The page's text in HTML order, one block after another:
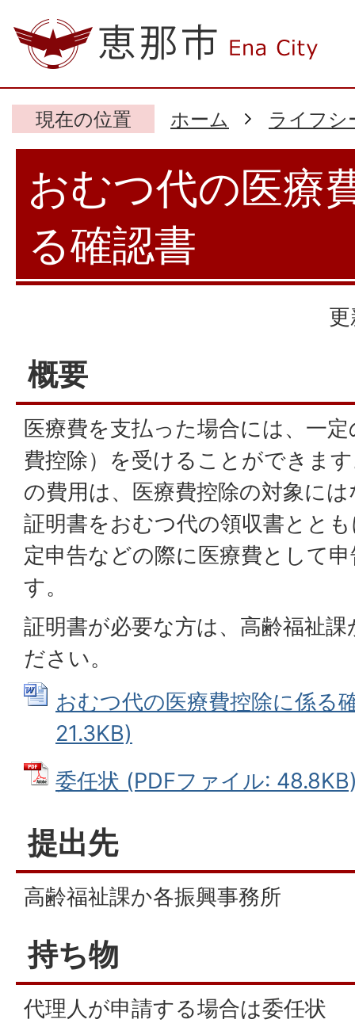
現在の位置 ホーム ライフシ
おむつ代の医療
る確認書
概要
医療費を支払った場合には、一
費控除）を受けることができま
の費用は、医療費控除の対象に
証明書をおむつ代の領収書とと
定申告などの際に医療費として
す。
証明書が必要な方は、高齢福祉
ださい。
おむつ代の医療費控除に係る
21.3KB)
委任状 (PDFファイル:
提出先
高齢福祉課か各振興事務所
持ち物
代理人が申請する場合は委任状